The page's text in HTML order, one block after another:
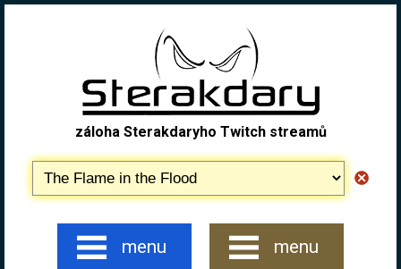
záloha Sterakdaryho Twitch streamů
menu menu